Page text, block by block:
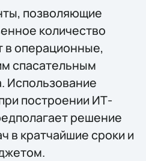
позволяющие
количество
в операционные,
спасательным
Использование
построении ИТ-
решение
в кратчайшие сроки и